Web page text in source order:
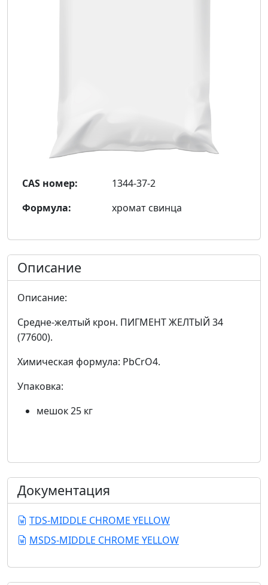
CAS номер:
1344-37-2
Формула:
хромат свинца
Описание
Описание:
Средне-желтый крон. ПИГМЕНТ ЖЕЛТЫЙ 34
(77600).
Химическая формула: PbCrO4.
Упаковка:
мешок 25 кг
Документация
TDS-MIDDLE CHROME YELLOW
MSDS-MIDDLE CHROME YELLOW